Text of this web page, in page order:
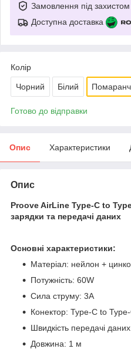
Замовлення під захистом
Доступна доставка
Колір
Чорний Білий
Готово до відправки
Опис Характеристики
Опис
Proove AirLine Type-C to
зарядки та передачі даних
Основні характеристики:
Матеріал: нейлон +
Потужність: 60W
Сила струму: 3A
Конектор: Type-C to
Швидкість передачі
Довжина: 1 м